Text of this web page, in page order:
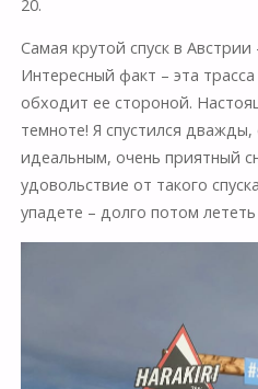
20.
Самая крутой спуск в Австрии
Интересный факт – эта
обходит ее стороной.
темноте! Я спустился
идеальным, очень приятный
удовольствие от такого
упадете – долго потом лететь